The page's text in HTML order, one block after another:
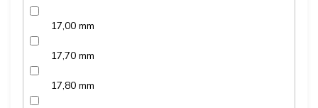
17,00 mm
17,70 mm
17,80 mm